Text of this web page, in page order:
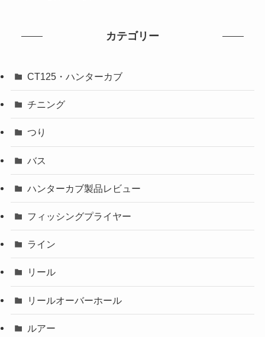
カテゴリー
CT125・ハンターカブ
チニング
つり
バス
ハンターカブ製品レビュー
フィッシングプライヤー
ライン
リール
リールオーバーホール
ルアー